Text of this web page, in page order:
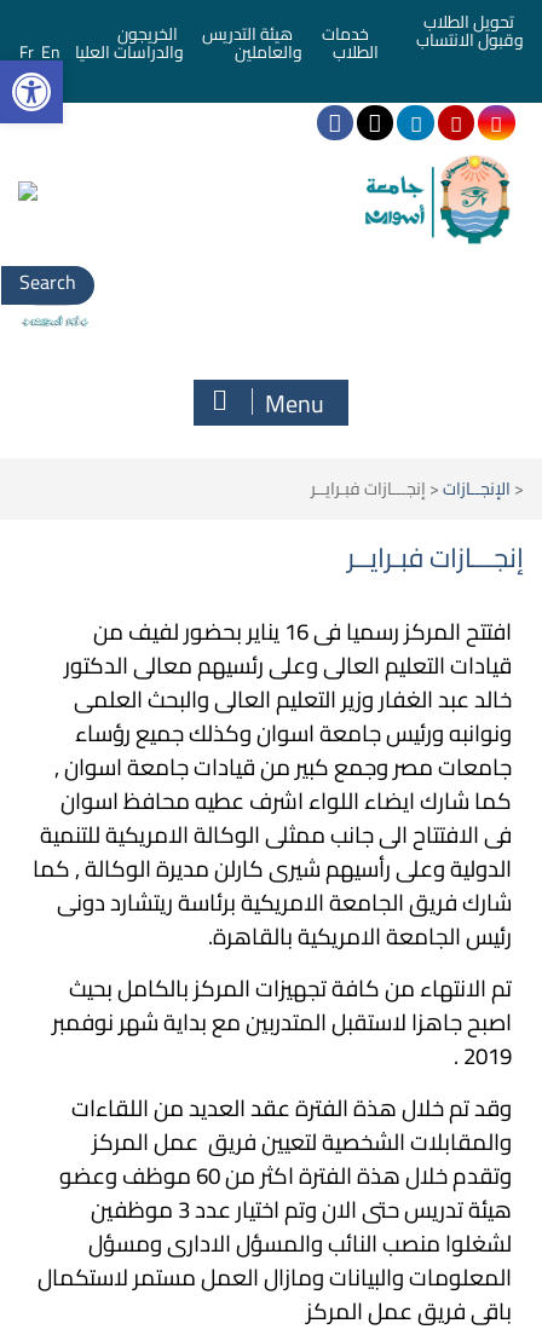
تحويل الطلاب
وقبول الانتساب خدمات
الطلاب
هيئة التدريس
والعاملين
الخريجون
والدراسات العليا En
Fr
Menu
<الإنجــازات<إنجـــازات فبـرايــر
إنجـــازات فبـرايــر
افتتح المركز رسميا فى 16 يناير بحضور لفيف من
قيادات التعليم العالى وعلى رئسيهم معالى الدكتور
خالد عبد الغفار وزير التعليم العالى والبحث العلمى
ونوانبه ورئيس جامعة اسوان وكذلك جميع رؤساء
جامعات مصر وجمع كبير من قيادات جامعة اسوان ,
كما شارك ايضاء اللواء اشرف عطيه محافظ اسوان
فى الافتتاح الى جانب ممثلى الوكالة الامريكية للتنمية
الدولية وعلى رأسيهم شيرى كارلن مديرة الوكالة , كما
شارك فريق الجامعة الامريكية برئاسة ريتشارد دونى
رئيس الجامعة الامريكية بالقاهرة.
تم الانتهاء من كافة تجهيزات المركز بالكامل بحيث
اصبح جاهزا لاستقبل المتدربين مع بداية شهر نوفمبر
2019 .
وقد تم خلال هذة الفترة عقد العديد من اللقاءات
والمقابلات الشخصية لتعيين فريق عمل المركز
وتقدم خلال هذة الفترة اكثر من 60 موظف وعضو
هيئة تدريس حتى الان وتم اختيار عدد 3 موظفين
لشغلوا منصب النائب والمسؤل الادارى ومسؤل
المعلومات والبيانات ومازال العمل مستمر لاستكمال
باقى فريق عمل المركز